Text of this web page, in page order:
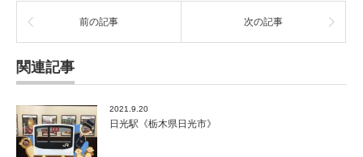
田
谷
区》
は
前の記事 次の記事
関連記事
2021.9.20
日光駅《栃木県日光市》